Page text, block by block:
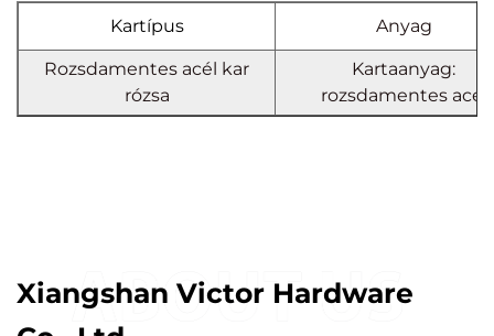
Kartípus Anyag
Rozsdamentes acél kar
rózsa
Kartaanyag:
rozsdamentes acél
Xiangshan Victor Hardware